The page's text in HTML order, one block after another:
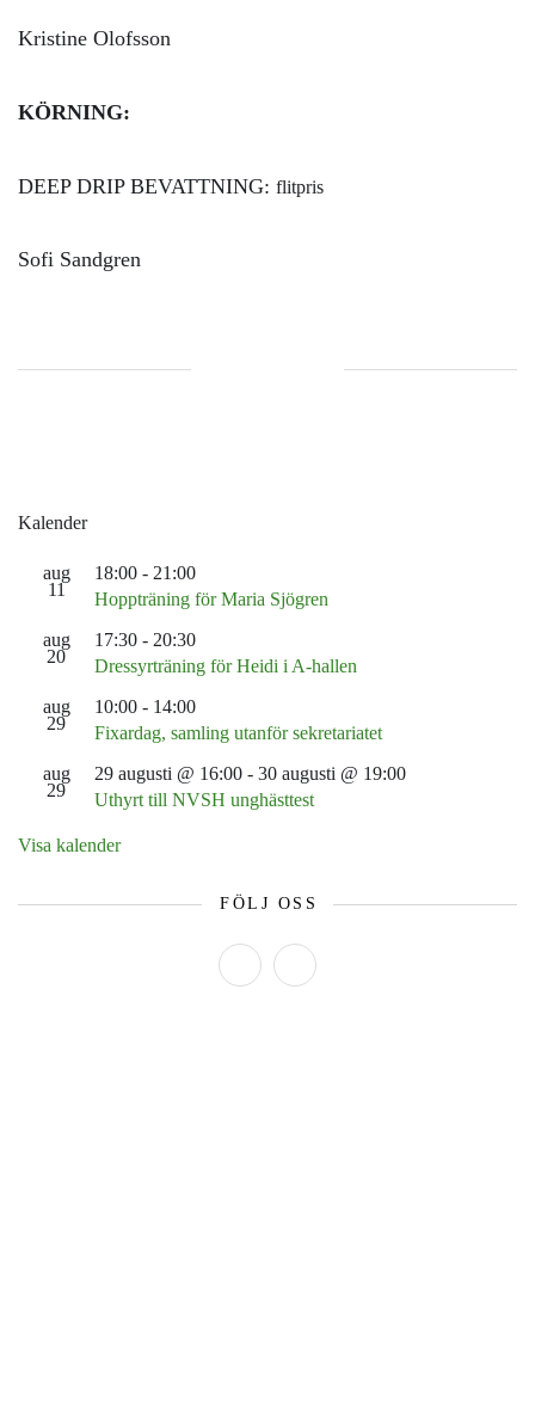
Kristine Olofsson
KÖRNING:
DEEP DRIP BEVATTNING: flitpris
Sofi Sandgren
Kalender
aug
11
18:00 - 21:00
Hoppträning för Maria Sjögren
aug
20
17:30 - 20:30
Dressyrträning för Heidi i A-hallen
aug
29
10:00 - 14:00
Fixardag, samling utanför sekretariatet
aug
29
29 augusti @ 16:00 - 30 augusti @ 19:00
Uthyrt till NVSH unghästtest
Visa kalender
FÖLJ OSS